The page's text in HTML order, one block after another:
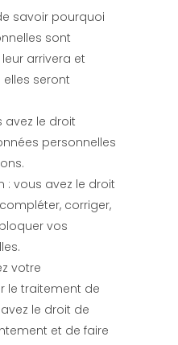
savoir pourquoi
sont
arrivera et
seront
avez le droit
personnelles
: vous avez le droit
corriger,
vos
votre
le traitement de
le droit de
et de faire